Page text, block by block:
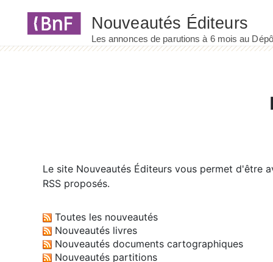
Le site Nouveautés Éditeurs vous permet d'être
RSS proposés.
Toutes les nouveautés
Nouveautés livres
Nouveautés documents cartographiques
Nouveautés partitions